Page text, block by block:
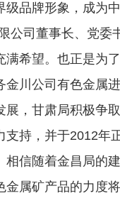
级品牌形象，成为
公司董事长、党委
满希望。也正是为
金川公司有色金属
展，甘肃局积极争
支持，并于2012年
相信随着金昌局的
金属矿产品的力度